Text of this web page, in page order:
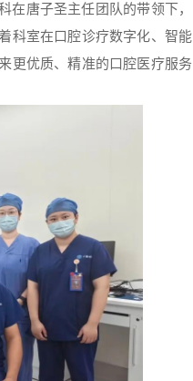
在唐子圣主任团队的带领下，
科室在口腔诊疗数字化、智能
更优质、精准的口腔医疗服务